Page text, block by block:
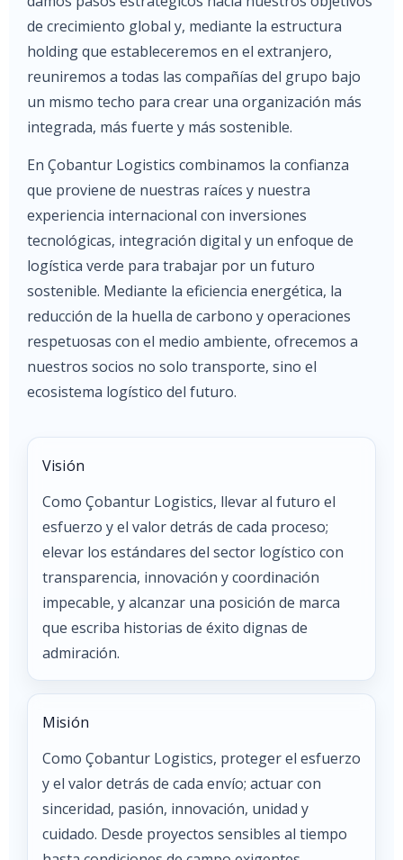
de crecimiento global y, mediante la estructura
holding que estableceremos en el extranjero,
reuniremos a todas las compañías del grupo bajo
un mismo techo para crear una organización más
integrada, más fuerte y más sostenible.
En Çobantur Logistics combinamos la confianza
que proviene de nuestras raíces y nuestra
experiencia internacional con inversiones
tecnológicas, integración digital y un enfoque de
logística verde para trabajar por un futuro
sostenible. Mediante la eficiencia energética, la
reducción de la huella de carbono y operaciones
respetuosas con el medio ambiente, ofrecemos a
nuestros socios no solo transporte, sino el
ecosistema logístico del futuro.
Visión
Como Çobantur Logistics, llevar al futuro el
esfuerzo y el valor detrás de cada proceso;
elevar los estándares del sector logístico con
transparencia, innovación y coordinación
impecable, y alcanzar una posición de marca
que escriba historias de éxito dignas de
admiración.
Misión
Como Çobantur Logistics, proteger el esfuerzo
y el valor detrás de cada envío; actuar con
sinceridad, pasión, innovación, unidad y
cuidado. Desde proyectos sensibles al tiempo